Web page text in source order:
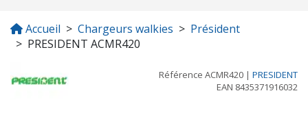
Accueil Chargeurs walkies
Président
PRESIDENT ACMR420
Référence ACMR420 | PRESIDENT
EAN 8435371916032